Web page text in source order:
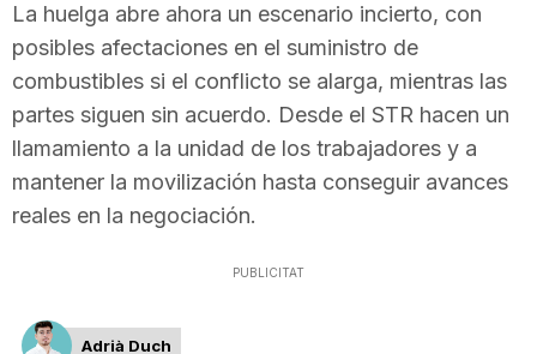
La huelga abre ahora un escenario incierto, con
posibles afectaciones en el suministro de
combustibles si el conflicto se alarga, mientras las
partes siguen sin acuerdo. Desde el STR hacen un
llamamiento a la unidad de los trabajadores y a
mantener la movilización hasta conseguir avances
reales en la negociación.
PUBLICITAT
Adrià Duch